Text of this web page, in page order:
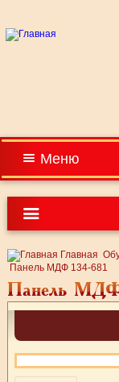
Меню
Главная
Панель МДФ 134-681
Панель